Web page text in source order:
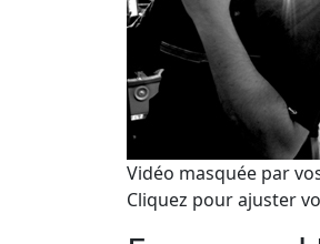
Vidéo masquée par
Cliquez pour ajuster